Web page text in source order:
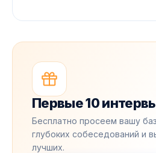
Первые 10
Бесплатно просеем вашу
глубоких собеседований и
лучших.